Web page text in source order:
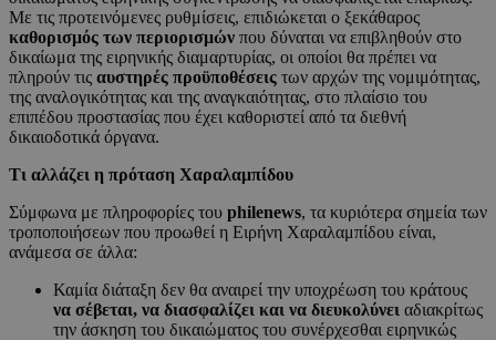
Με τις προτεινόμενες ρυθμίσεις, επιδιώκεται ο ξεκάθαρος
καθορισμός των περιορισμών που δύναται να επιβληθούν στο
δικαίωμα της ειρηνικής διαμαρτυρίας, οι οποίοι θα πρέπει να
πληρούν τις αυστηρές προϋποθέσεις των αρχών της νομιμότητας,
της αναλογικότητας και της αναγκαιότητας, στο πλαίσιο του
επιπέδου προστασίας που έχει καθοριστεί από τα διεθνή
δικαιοδοτικά όργανα.
Τι αλλάζει η πρόταση Χαραλαμπίδου
Σύμφωνα με πληροφορίες του philenews, τα κυριότερα σημεία των
τροποποιήσεων που προωθεί η Ειρήνη Χαραλαμπίδου είναι,
ανάμεσα σε άλλα:
Καμία διάταξη δεν θα αναιρεί την υποχρέωση του κράτους
να σέβεται, να διασφαλίζει και να διευκολύνει αδιακρίτως
την άσκηση του δικαιώματος του συνέρχεσθαι ειρηνικώς